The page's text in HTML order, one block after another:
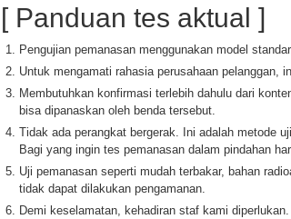
[ Panduan tes aktual ]
Pengujian pemanasan menggunakan model
Untuk mengamati rahasia perusahaan pelanggan,
Membutuhkan konfirmasi terlebih dahulu dari
bisa dipanaskan oleh benda tersebut.
Tidak ada perangkat bergerak. Ini adalah metode
Bagi yang ingin tes pemanasan dalam pindahan
Uji pemanasan seperti mudah terbakar, bahan
tidak dapat dilakukan pengamanan.
Demi keselamatan, kehadiran staf kami diperlukan.